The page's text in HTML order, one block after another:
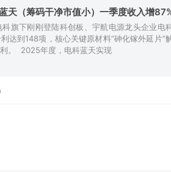
天（筹码干净市值小）一季度收入增
旗下刚刚登陆科创板、宇航电源龙头企业
达到148项，核心关键原材料“砷化镓外延片”
。 2025年度，电科蓝天实现